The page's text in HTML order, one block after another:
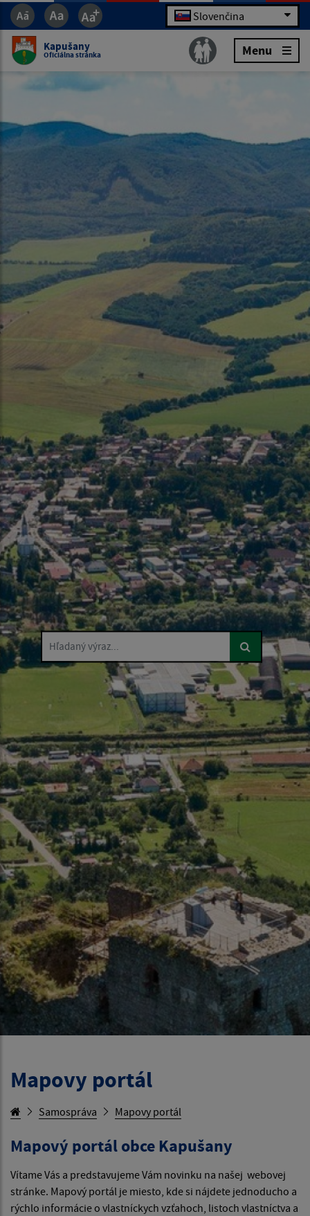
Slovenčina
Kapušany
Oficiálna stránka Menu
Hľadaný výraz...
Mapovy portál
Samospráva Mapovy portál
Mapový portál obce Kapušany
Vítame Vás a predstavujeme Vám novinku na našej webovej
stránke. Mapový portál je miesto, kde si nájdete jednoducho a
rýchlo informácie o vlastníckych vzťahoch, listoch vlastníctva a